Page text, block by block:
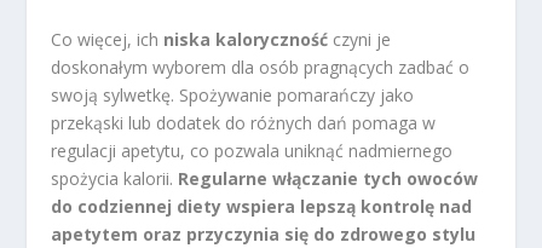
Co więcej, ich niska kaloryczność czyni je
doskonałym wyborem dla osób pragnących zadbać o
swoją sylwetkę. Spożywanie pomarańczy jako
przekąski lub dodatek do różnych dań pomaga w
regulacji apetytu, co pozwala uniknąć nadmiernego
spożycia kalorii. Regularne włączanie tych owoców
do codziennej diety wspiera lepszą kontrolę nad
apetytem oraz przyczynia się do zdrowego stylu